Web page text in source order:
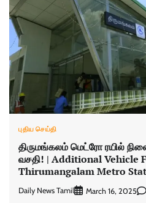
புதிய செய்தி
திருமங்கலம் மெட்ரோ ரயில்
வசதி! | Additional Vehicle
Thirumangalam Metro
Daily News Tamil March 16, 2025